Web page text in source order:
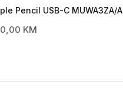
Pencil USB-C MUWA3ZA/A
KM